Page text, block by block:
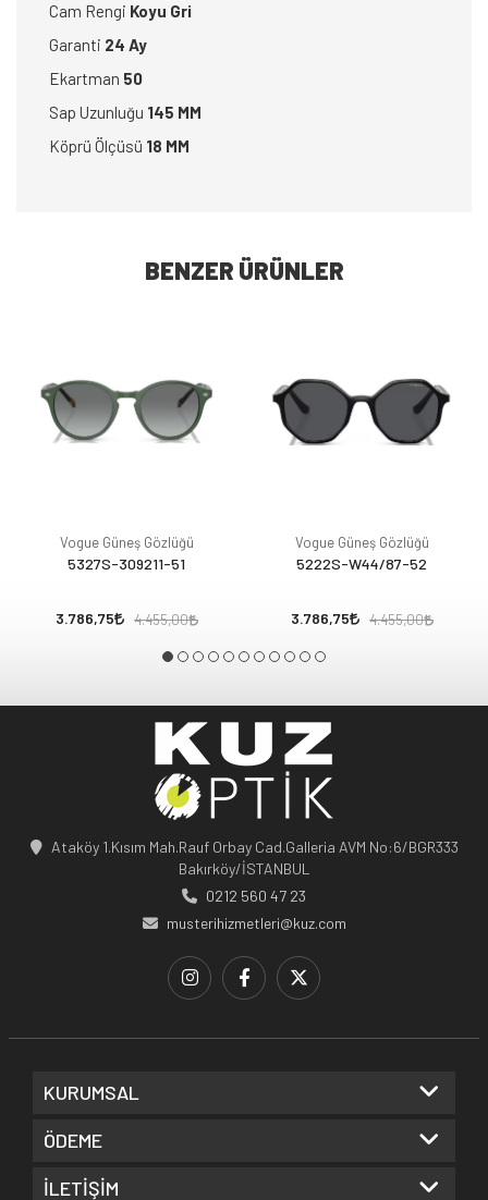
Cam Rengi Koyu Gri
Garanti 24 Ay
Ekartman 50
Sap Uzunluğu 145 MM
Köprü Ölçüsü 18 MM
BENZER ÜRÜNLER
Vogue Güneş Gözlüğü
5327S-309211-51
3.786,75 4.455,00
Vogue Güneş Gözlüğü
5222S-W44/87-52
3.786,75 4.455,00
Ataköy 1.Kısım Mah.Rauf Orbay Cad.Galleria AVM No:6/BGR333
Bakırköy/İSTANBUL
0212 560 47 23
musterihizmetleri@kuz.com
KURUMSAL
ÖDEME
İLETİŞİM